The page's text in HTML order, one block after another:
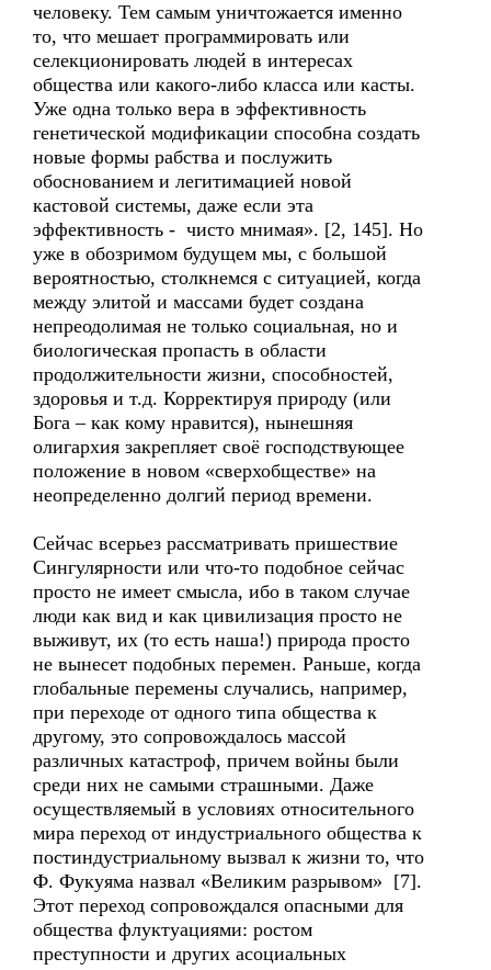
человеку. Тем самым уничтожается именно
то, что мешает программировать или
селекционировать людей в интересах
общества или какого-либо класса или касты.
Уже одна только вера в эффективность
генетической модификации способна создать
новые формы рабства и послужить
обоснованием и легитимацией новой
кастовой системы, даже если эта
эффективность - чисто мнимая». [2, 145]. Но
уже в обозримом будущем мы, с большой
вероятностью, столкнемся с ситуацией, когда
между элитой и массами будет создана
непреодолимая не только социальная, но и
биологическая пропасть в области
продолжительности жизни, способностей,
здоровья и т.д. Корректируя природу (или
Бога – как кому нравится), нынешняя
олигархия закрепляет своё господствующее
положение в новом «сверхобществе» на
неопределенно долгий период времени.
Сейчас всерьез рассматривать пришествие
Сингулярности или что-то подобное сейчас
просто не имеет смысла, ибо в таком случае
люди как вид и как цивилизация просто не
выживут, их (то есть наша!) природа просто
не вынесет подобных перемен. Раньше, когда
глобальные перемены случались, например,
при переходе от одного типа общества к
другому, это сопровождалось массой
различных катастроф, причем войны были
среди них не самыми страшными. Даже
осуществляемый в условиях относительного
мира переход от индустриального общества к
постиндустриальному вызвал к жизни то, что
Ф. Фукуяма назвал «Великим разрывом» [7].
Этот переход сопровождался опасными для
общества флуктуациями: ростом
преступности и других асоциальных